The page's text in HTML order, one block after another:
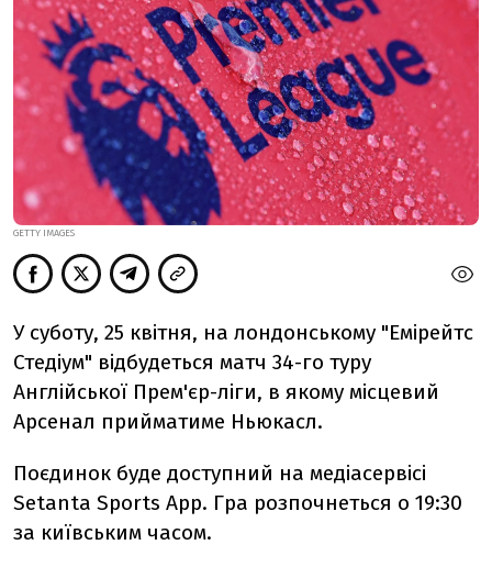
GETTY IMAGES
У суботу, 25 квітня, на лондонському "Емірейтс
Стедіум" відбудеться матч 34-го туру
Англійської Прем'єр-ліги, в якому місцевий
Арсенал прийматиме Ньюкасл.
Поєдинок буде доступний на медіасервісі
Setanta Sports App. Гра розпочнеться о 19:30
за київським часом.